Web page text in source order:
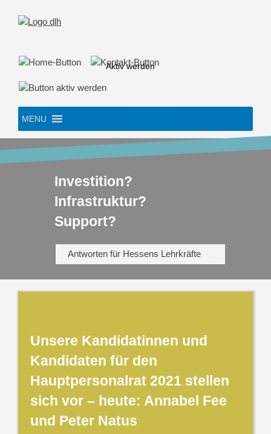
Aktiv werden
MENU
Investition?
Infrastruktur?
Support?
Antworten für Hessens Lehrkräfte
Unsere Kandidatinnen und
Kandidaten für den
Hauptpersonalrat 2021 stellen
sich vor – heute: Annabel Fee
und Peter Natus